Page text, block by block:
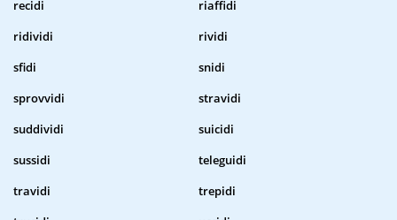
recidi
riaffidi
ridividi
rividi
sfidi
snidi
sprovvidi
stravidi
suddividi
suicidi
sussidi
teleguidi
travidi
trepidi